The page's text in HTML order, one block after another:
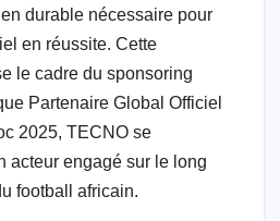
durable nécessaire pour
en réussite. Cette
le cadre du sponsoring
Partenaire Global Officiel
2025, TECNO se
acteur engagé sur le long
football africain.